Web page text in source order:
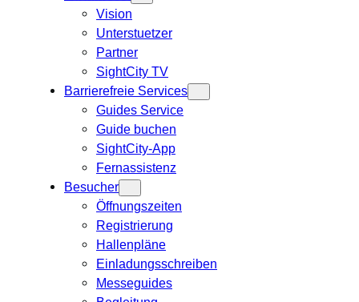
Vision
Unterstuetzer
Partner
SightCity TV
Barrierefreie Services
Guides Service
Guide buchen
SightCity-App
Fernassistenz
Besucher
Öffnungszeiten
Registrierung
Hallenpläne
Einladungsschreiben
Messeguides